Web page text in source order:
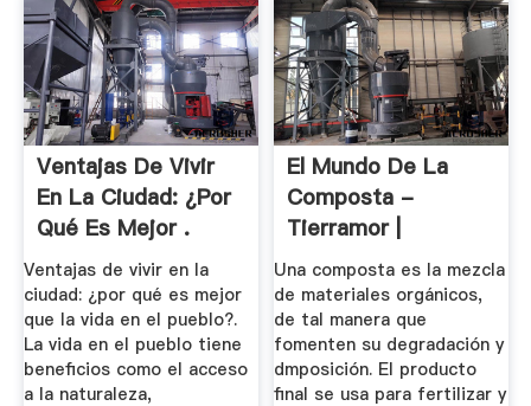
Ventajas De Vivir
En La Ciudad: ¿por
Qué Es Mejor .
Ventajas de vivir en la
ciudad: ¿por qué es mejor
que la vida en el pueblo?.
La vida en el pueblo tiene
beneficios como el acceso
a la naturaleza,
El Mundo De La
Composta -
Tierramor |
Presencia
Una composta es la mezcla
de materiales orgánicos,
de tal manera que
fomenten su degradación y
dmposición. El producto
final se usa para fertilizar y